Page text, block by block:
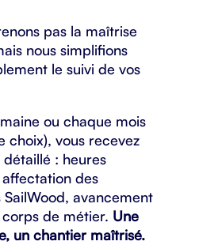
pas la maîtrise
nous simplifions
le suivi de vos
ou chaque mois
choix), vous recevez
: heures
des
SailWood, avancement
de métier. Une
un chantier maîtrisé.